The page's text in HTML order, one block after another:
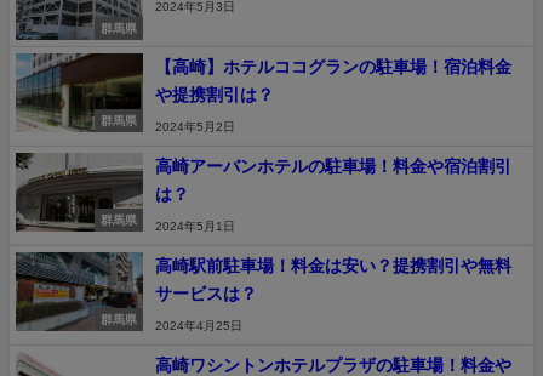
群馬県
2024年5月3日
群馬県
【高崎】ホテルココグランの駐車場！宿泊料金
や提携割引は？
2024年5月2日
群馬県
高崎アーバンホテルの駐車場！料金や宿泊割引
は？
2024年5月1日
群馬県
高崎駅前駐車場！料金は安い？提携割引や無料
サービスは？
2024年4月25日
高崎ワシントンホテルプラザの駐車場！料金や